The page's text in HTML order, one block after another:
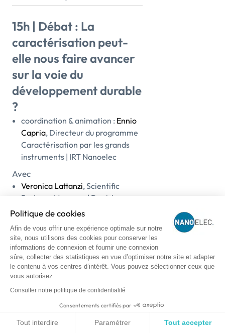
15h | Débat : La
caractérisation peut-
elle nous faire avancer
sur la voie du
développement durable
?
coordination & animation : Ennio
Capria, Directeur du programme
Caractérisation par les grands
instruments | IRT Nanoelec
Avec
Veronica Lattanzi, Scientific
Business Manager | Danish
Teknologisk Institut (DTI),
Antonio Iaia , Innovation and
Sustainability Manager | Alfa
Acciai, Italy
Lars Oberbeck, Expert |
Julien Munoz,Responsable
Compétences Composites-
Technologie de Fabrication
Politique de cookies
Afin de vous offrir une expérience optimale sur notre
site, nous utilisons des cookies pour conserver les
informations de connexion et fournir une connexion
sûre, collecter des statistiques en vue d’optimiser notre site et adapter
le contenu à vos centres d’intérêt. Vous pouvez sélectionner ceux que
vous autorisez
Consulter notre politique de confidentialité
Consentements certifiés par
Tout interdire Paramétrer Tout accepter